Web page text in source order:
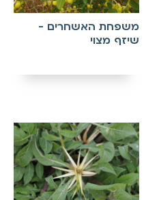
משפחת האשחרים -
שיזף מצוי